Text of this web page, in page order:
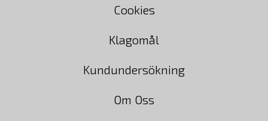
Cookies
Klagomål
Kundundersökning
Om Oss